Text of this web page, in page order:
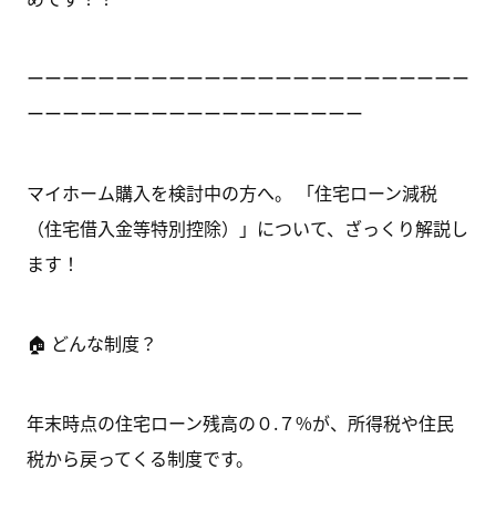
ーーーーーーーーーーーーーーーーーーーーーーーーー
ーーーーーーーーーーーーーーーーーーー
マイホーム購入を検討中の方へ。 「住宅ローン減税
（住宅借入金等特別控除）」について、ざっくり解説し
ます！
🏠 どんな制度？
年末時点の住宅ローン残高の０.７%が、所得税や住民
税から戻ってくる制度です。